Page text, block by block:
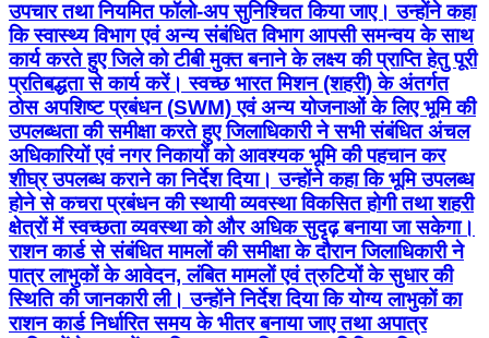
उपचार तथा नियमित फॉलो-अप सुनिश्चित किया जाए। उन्होंने कहा
कि स्वास्थ्य विभाग एवं अन्य संबंधित विभाग आपसी समन्वय के साथ
कार्य करते हुए जिले को टीबी मुक्त बनाने के लक्ष्य की प्राप्ति हेतु पूरी
प्रतिबद्धता से कार्य करें। स्वच्छ भारत मिशन (शहरी) के अंतर्गत
ठोस अपशिष्ट प्रबंधन (SWM) एवं अन्य योजनाओं के लिए भूमि की
उपलब्धता की समीक्षा करते हुए जिलाधिकारी ने सभी संबंधित अंचल
अधिकारियों एवं नगर निकायों को आवश्यक भूमि की पहचान कर
शीघ्र उपलब्ध कराने का निर्देश दिया। उन्होंने कहा कि भूमि उपलब्ध
होने से कचरा प्रबंधन की स्थायी व्यवस्था विकसित होगी तथा शहरी
क्षेत्रों में स्वच्छता व्यवस्था को और अधिक सुदृढ़ बनाया जा सकेगा।
राशन कार्ड से संबंधित मामलों की समीक्षा के दौरान जिलाधिकारी ने
पात्र लाभुकों के आवेदन, लंबित मामलों एवं त्रुटियों के सुधार की
स्थिति की जानकारी ली। उन्होंने निर्देश दिया कि योग्य लाभुकों का
राशन कार्ड निर्धारित समय के भीतर बनाया जाए तथा अपात्र